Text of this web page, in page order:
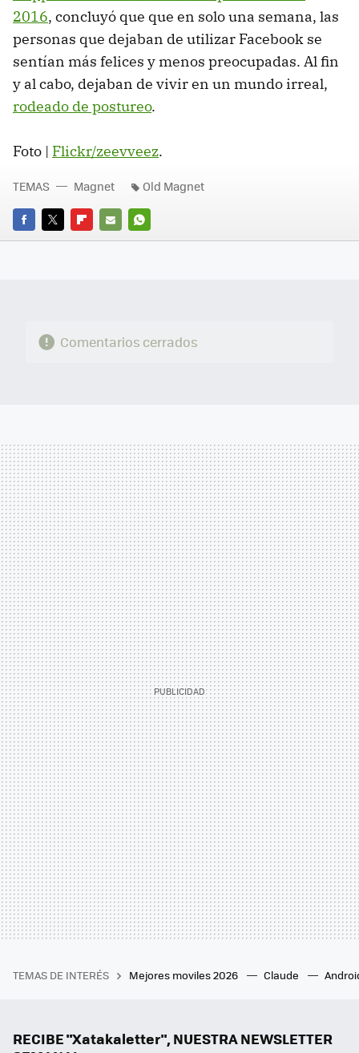
2016, concluyó que que en solo una semana, las
personas que dejaban de utilizar Facebook se
sentían más felices y menos preocupadas. Al fin
y al cabo, dejaban de vivir en un mundo irreal,
rodeado de postureo.
Foto | Flickr/zeevveez.
FACEBOOK
TWITTERFLIPBOARD
E-
WHATSAPP
TEMAS Magnet Old Magnet
Comentarios cerrados
TEMAS DE INTERÉS Mejores moviles 2026 Claude
RECIBE "Xatakaletter", NUESTRA NEWSLETTER